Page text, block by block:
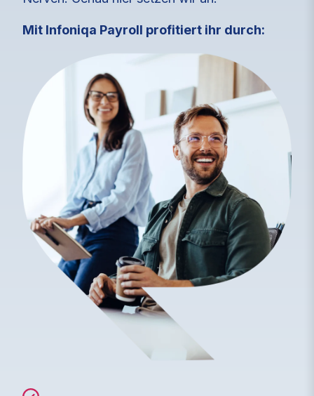
Mit Infoniqa Payroll profitiert ihr durch: